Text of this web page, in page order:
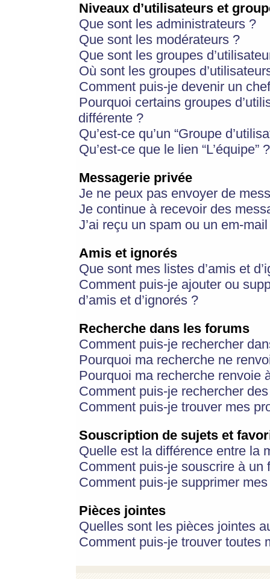
Niveaux d’utilisateurs et
Que sont les administrateurs ?
Que sont les modérateurs ?
Que sont les groupes
Où sont les groupes
Comment puis-je devenir un
Pourquoi certains groupes
différente ?
Qu’est-ce qu’un “Groupe
Qu’est-ce que le lien “L’équipe” ?
Messagerie privée
Je ne peux pas envoyer de
Je continue à recevoir des
J’ai reçu un spam ou un em-
Amis et ignorés
Que sont mes listes d’amis et
Comment puis-je ajouter ou
d’amis et d’ignorés ?
Recherche dans les forums
Comment puis-je rechercher
Pourquoi ma recherche ne
Pourquoi ma recherche renvoie
Comment puis-je rechercher
Comment puis-je trouver mes
Souscription de sujets et
Quelle est la différence entre la
Comment puis-je souscrire à
Comment puis-je supprimer
Pièces jointes
Quelles sont les pièces jointes
Comment puis-je trouver toutes